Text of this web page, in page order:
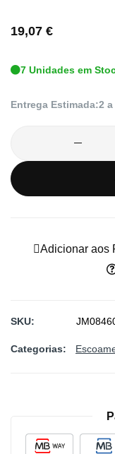
da
de
19,07 €
7 Unidades em
Entrega Estimada:2
Adicionar aos
SKU
Categorias: